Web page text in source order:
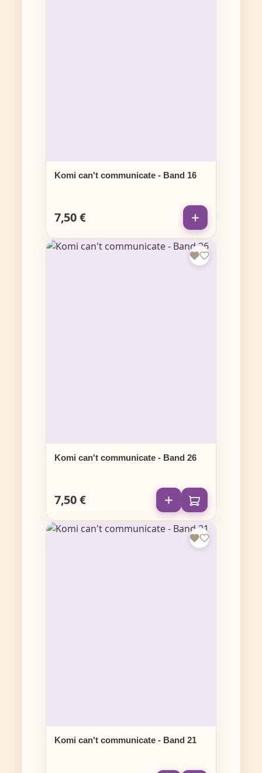
Komi can't communicate - Band 16
Regulärer Preis:
7,50 €
Komi can't communicate - Band 26
Regulärer Preis:
7,50 €
Komi can't communicate - Band 21